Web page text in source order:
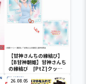
【甘神さんちの縁結び】
【B甘神朝姫】甘神さんち
の縁結び [PtZ]クッシ
ョン
26.08.05